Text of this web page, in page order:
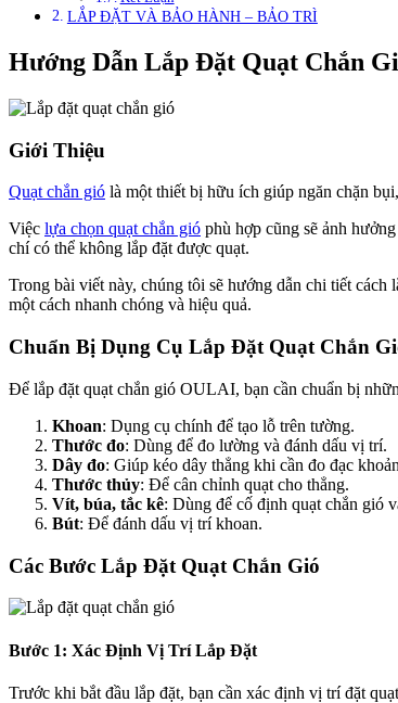
LẮP ĐẶT VÀ BẢO HÀNH – BẢO TRÌ
Hướng Dẫn Lắp Đặt Quạt Chắn
Giới Thiệu
Quạt chắn gió là một thiết bị hữu ích giúp ngăn chặn
Việc lựa chọn quạt chắn gió phù hợp cũng sẽ ảnh
chí có thể không lắp đặt được quạt.
Trong bài viết này, chúng tôi sẽ hướng dẫn chi tiết
một cách nhanh chóng và hiệu quả.
Chuẩn Bị Dụng Cụ Lắp Đặt Quạt Chắn
Để lắp đặt quạt chắn gió OULAI, bạn cần chuẩn bị
Khoan: Dụng cụ chính để tạo lỗ trên tường.
Thước đo: Dùng để đo lường và đánh dấu vị trí.
Dây đo: Giúp kéo dây thẳng khi cần đo đạc
Thước thủy: Để cân chỉnh quạt cho thẳng.
Vít, búa, tắc kê: Dùng để cố định quạt chắn gió
Bút: Để đánh dấu vị trí khoan.
Các Bước Lắp Đặt Quạt Chắn Gió
Bước 1: Xác Định Vị Trí Lắp Đặt
Trước khi bắt đầu lắp đặt, bạn cần xác định vị trí đặt